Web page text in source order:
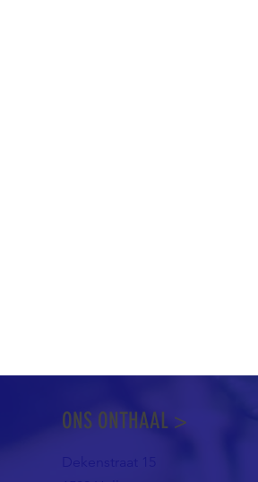
ONS ONTHAAL >